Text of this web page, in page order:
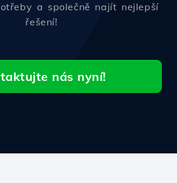
a společně najít nejlepší
řešení!
nás nyní!